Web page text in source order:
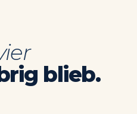
blieb.